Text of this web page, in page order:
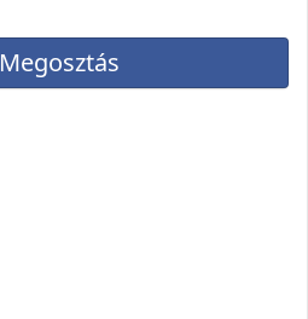
Megosztás